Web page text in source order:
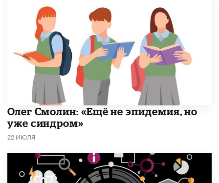
​Олег Смолин: «Ещё не эпидемия, но
уже синдром»
22 ИЮЛЯ